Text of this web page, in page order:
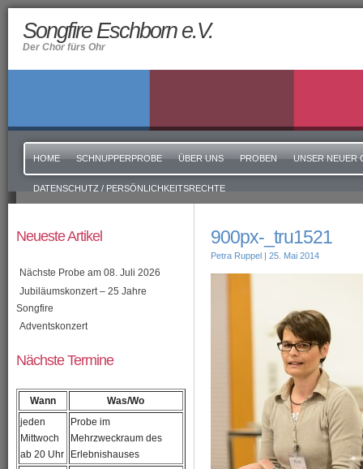
Songfire Eschborn e.V.
Der Chor fürs Ohr
HOME SCHNUPPERPROBE ÜBER UNS PROBEN UNSER NEUER
DATENSCHUTZ / PERSÖNLICHKEITSRECHTE
900px-_tru1521
Petra Ruppel | 25. Mai 2014
Neueste Artikel
Nächste Probe am 08. Juli 2026
Jubiläumskonzert – 25 Jahre
Songfire
Adventskonzert
Nächste Termine
Wann
Was/Wo
jeden
Mittwoch
ab 20 Uhr
Probe im
Mehrzweckraum des
Erlebnishauses